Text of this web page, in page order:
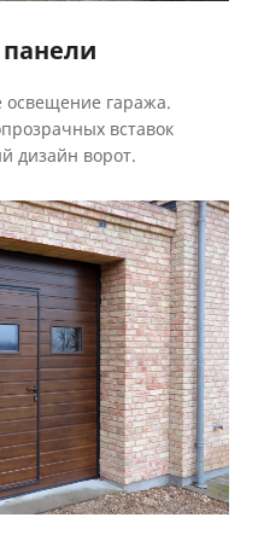
освещение гаража.
вставок
дизайн ворот.